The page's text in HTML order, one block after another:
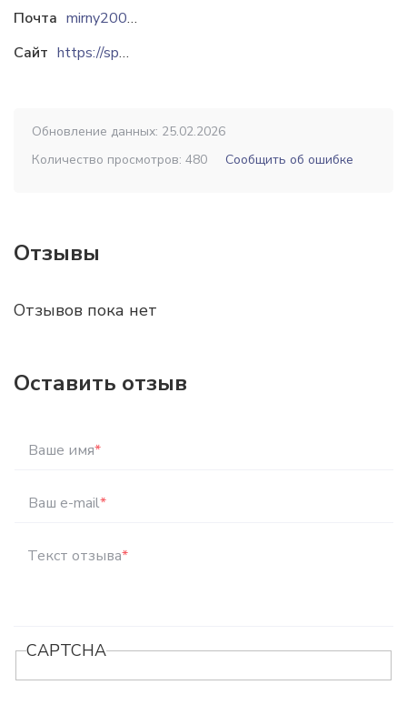
Почта
mirny2005@list.ru
Сайт
https://sp-mirny.ru
Обновление данных: 25.02.2026
Количество просмотров: 480
Сообщить об ошибке
Отзывы
Отзывов пока нет
Оставить отзыв
Ваше имя*
Ваш e-mail*
Текст отзыва*
CAPTCHA